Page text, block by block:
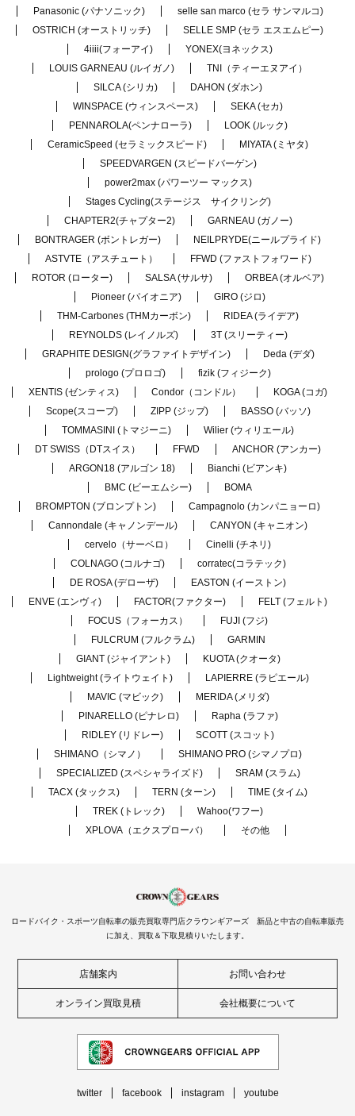
Panasonic (パナソニック)
selle san marco (セラ サンマルコ)
OSTRICH (オーストリッチ)
SELLE SMP (セラ エスエムピー)
4iiii(フォーアイ)
YONEX(ヨネックス)
LOUIS GARNEAU (ルイガノ)
TNI（ティーエヌアイ）
SILCA (シリカ)
DAHON (ダホン)
WINSPACE (ウィンスペース)
SEKA (セカ)
PENNAROLA(ペンナローラ)
LOOK (ルック)
CeramicSpeed (セラミックスピード)
MIYATA (ミヤタ)
SPEEDVARGEN (スピードバーゲン)
power2max (パワーツー マックス)
Stages Cycling(ステージス サイクリング)
CHAPTER2(チャプター2)
GARNEAU (ガノー)
BONTRAGER (ボントレガー)
NEILPRYDE(ニールプライド)
ASTVTE（アスチュート）
FFWD (ファストフォワード)
ROTOR (ローター)
SALSA (サルサ)
ORBEA (オルベア)
Pioneer (パイオニア)
GIRO (ジロ)
THM-Carbones (THMカーボン)
RIDEA (ライデア)
REYNOLDS (レイノルズ)
3T (スリーティー)
GRAPHITE DESIGN(グラファイトデザイン)
Deda (デダ)
prologo (プロロゴ)
fizik (フィジーク)
XENTIS (ゼンティス)
Condor（コンドル）
KOGA (コガ)
Scope(スコープ)
ZIPP (ジップ)
BASSO (バッソ)
TOMMASINI (トマジーニ)
Wilier (ウィリエール)
DT SWISS（DTスイス）
FFWD
ANCHOR (アンカー)
ARGON18 (アルゴン 18)
Bianchi (ビアンキ)
BMC (ビーエムシー)
BOMA
BROMPTON (ブロンプトン)
Campagnolo (カンパニョーロ)
Cannondale (キャノンデール)
CANYON (キャニオン)
cervelo（サーベロ）
Cinelli (チネリ)
COLNAGO (コルナゴ)
corratec(コラテック)
DE ROSA (デローザ)
EASTON (イーストン)
ENVE (エンヴィ)
FACTOR(ファクター)
FELT (フェルト)
FOCUS（フォーカス）
FUJI (フジ)
FULCRUM (フルクラム)
GARMIN
GIANT (ジャイアント)
KUOTA (クオータ)
Lightweight (ライトウェイト)
LAPIERRE (ラピエール)
MAVIC (マビック)
MERIDA (メリダ)
PINARELLO (ピナレロ)
Rapha (ラファ)
RIDLEY (リドレー)
SCOTT (スコット)
SHIMANO（シマノ）
SHIMANO PRO (シマノプロ)
SPECIALIZED (スペシャライズド)
SRAM (スラム)
TACX (タックス)
TERN (ターン)
TIME (タイム)
TREK (トレック)
Wahoo(ワフー)
XPLOVA（エクスプローバ）
その他
ロードバイク・スポーツ自転車の販売買取専門店クラウンギアーズ 新品と中古の自転車販売
に加え、買取＆下取見積りいたします。
店舗案内 お問い合わせ
オンライン買取見積 会社概要について
twitter facebook instagram youtube